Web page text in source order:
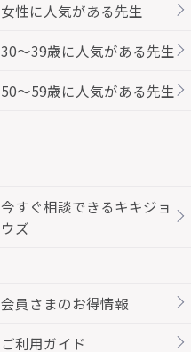
女性に人気がある先生
30～39歳に人気がある先生
50～59歳に人気がある先生
今すぐ相談できるキキジョ
ウズ
会員さまのお得情報
ご利用ガイド